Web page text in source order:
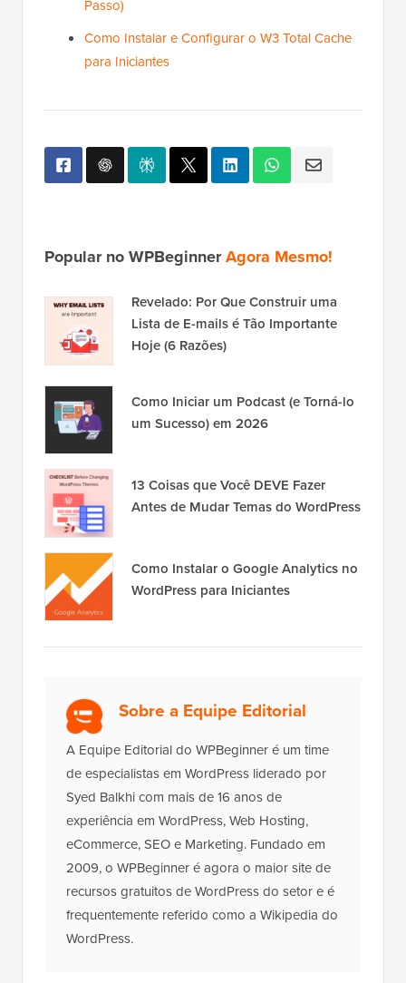
Passo)
Como Instalar e Configurar o W3 Total Cache
para Iniciantes
Popular no WPBeginnerAgora Mesmo!
Revelado: Por Que Construir uma
Lista de E-mails é Tão Importante
Hoje (6 Razões)
Como Iniciar um Podcast (e Torná-lo
um Sucesso) em 2026
13 Coisas que Você DEVE Fazer
Antes de Mudar Temas do WordPress
Como Instalar o Google Analytics no
WordPress para Iniciantes
Sobre a Equipe Editorial
A Equipe Editorial do WPBeginner é um time
de especialistas em WordPress liderado por
Syed Balkhi com mais de 16 anos de
experiência em WordPress, Web Hosting,
eCommerce, SEO e Marketing. Fundado em
2009, o WPBeginner é agora o maior site de
recursos gratuitos de WordPress do setor e é
frequentemente referido como a Wikipedia do
WordPress.